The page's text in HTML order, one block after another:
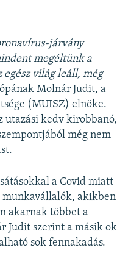
járvány
megéltünk a
egész világ leáll, még
Molnár Judit, a
(MUISZ) elnöke.
utazási kedv kirobbanó,
még nem
a Covid miatt
akikben
akarnak többet a
Judit szerint a másik ok
sok fennakadás.